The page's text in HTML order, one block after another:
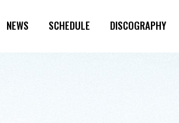
NEWS SCHEDULE DISCOGRAPHY